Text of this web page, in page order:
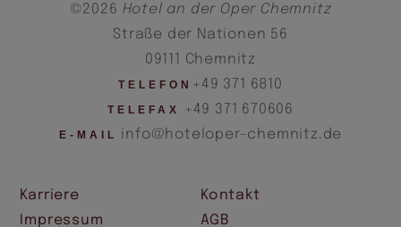
©2026 Hotel an der Oper Chemnitz
Straße der Nationen 56
09111 Chemnitz
TELEFON +49 371 6810
TELEFAX +49 371 670606
E-MAIL info@hoteloper-chemnitz.de
Karriere
Kontakt
Impressum
AGB